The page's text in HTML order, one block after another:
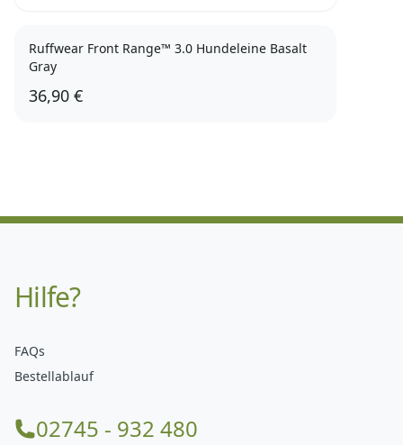
Ruffwear Front Range™ 3.0 Hundeleine Basalt
Gray
36,90 €
Hilfe?
FAQs
Bestellablauf
02745 - 932 480